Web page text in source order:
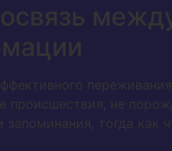
происшествия, не
запоминания, тогда как